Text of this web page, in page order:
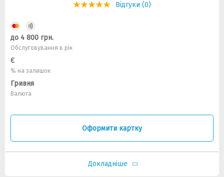
Відгуки (0)
до 4 800 грн.
Обслуговування в рік
Є
% на залишок
Гривня
Валюта
Оформити картку
Докладніше